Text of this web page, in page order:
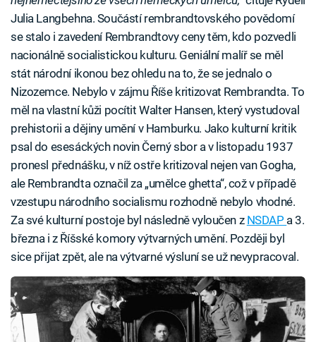
Julia Langbehna. Součástí rembrandtovského povědomí
se stalo i zavedení Rembrandtovy ceny těm, kdo pozvedli
nacionálně socialistickou kulturu. Geniální malíř se měl
stát národní ikonou bez ohledu na to, že se jednalo o
Nizozemce. Nebylo v zájmu Říše kritizovat Rembrandta. To
měl na vlastní kůži pocítit Walter Hansen, který vystudoval
prehistorii a dějiny umění v Hamburku. Jako kulturní kritik
psal do esesáckých novin Černý sbor a v listopadu 1937
pronesl přednášku, v níž ostře kritizoval nejen van Gogha,
ale Rembrandta označil za „umělce ghetta“, což v případě
vzestupu národního socialismu rozhodně nebylo vhodné.
Za své kulturní postoje byl následně vyloučen z NSDAP a 3.
března i z Říšské komory výtvarných umění. Později byl
sice přijat zpět, ale na výtvarné výsluní se už nevypracoval.